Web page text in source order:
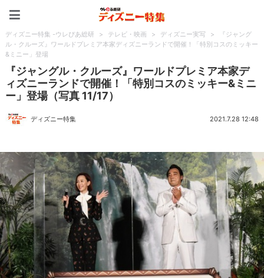
ディズニー特集 -ウレぴあ総研 > テレビ・映画 > ディズニー実写 >
『ジャング
ル・クルーズ』ワールドプレミア本家ディズニーランドで開催！「特別コスのミッキー
&ミニー」登場
『ジャングル・クルーズ』ワールドプレミア本家デ
ィズニーランドで開催！「特別コスのミッキー&ミニ
ー」登場（写真 11/17）
ディズニー特集 2021.7.28 12:48